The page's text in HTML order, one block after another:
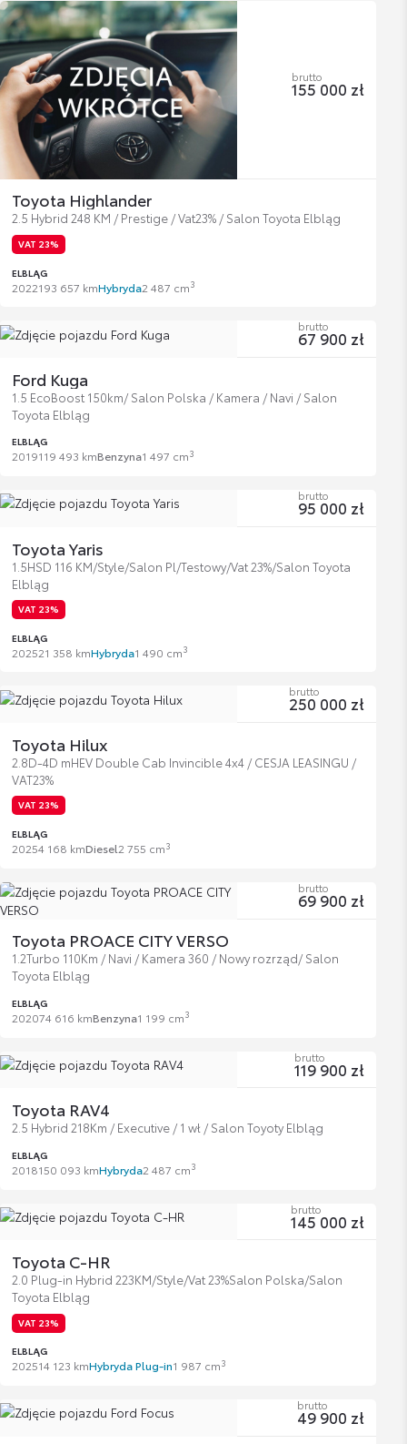
Toyota Highlander
2.5 Hybrid 248 KM / Prestige / Vat23% / Salon Toyota Elbląg
VAT 23%
ELBLĄG
2022193 657 kmHybryda2 487 cm3
brutto
155 000 zł
Ford Kuga
1.5 EcoBoost 150km/ Salon Polska / Kamera / Navi / Salon
Toyota Elbląg
ELBLĄG
2019119 493 kmBenzyna1 497 cm3
brutto
67 900 zł
Toyota Yaris
1.5HSD 116 KM/Style/Salon Pl/Testowy/Vat 23%/Salon Toyota
Elbląg
VAT 23%
ELBLĄG
202521 358 kmHybryda1 490 cm3
brutto
95 000 zł
Toyota Hilux
2.8D-4D mHEV Double Cab Invincible 4x4 / CESJA LEASINGU /
VAT23%
VAT 23%
ELBLĄG
20254 168 kmDiesel2 755 cm3
brutto
250 000 zł
Toyota PROACE CITY VERSO
1.2Turbo 110Km / Navi / Kamera 360 / Nowy rozrząd/ Salon
Toyota Elbląg
ELBLĄG
202074 616 kmBenzyna1 199 cm3
brutto
69 900 zł
Toyota RAV4
2.5 Hybrid 218Km / Executive / 1 wł / Salon Toyoty Elbląg
ELBLĄG
2018150 093 kmHybryda2 487 cm3
brutto
119 900 zł
Toyota C-HR
2.0 Plug-in Hybrid 223KM/Style/Vat 23%Salon Polska/Salon
Toyota Elbląg
VAT 23%
ELBLĄG
202514 123 kmHybryda Plug-in1 987 cm3
brutto
145 000 zł
brutto
49 900 zł